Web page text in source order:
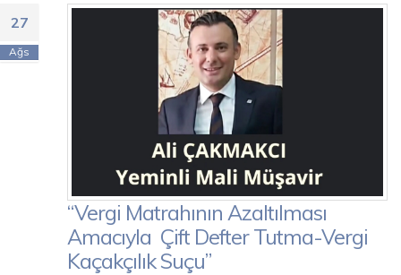
27
Ağs
“Vergi Matrahının Azaltılması
Amacıyla Çift Defter Tutma-Vergi
Kaçakçılık Suçu”